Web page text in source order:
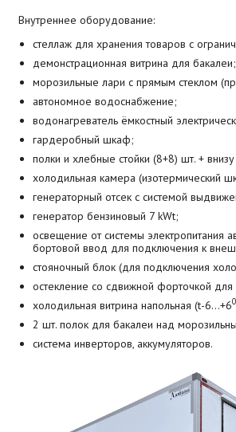
Внутреннее оборудование:
стеллаж для хранения товаров с
демонстрационная витрина для бакалеи;
морозильные лари с прямым стеклом
автономное водоснабжение;
водонагреватель ёмкостный
гардеробный шкаф;
полки и хлебные стойки (8+8) шт. +
холодильная камера (изотермический
генераторный отсек с системой
генератор бензиновый 7 kWt;
освещение от системы электропитания
бортовой ввод для подключения к
стояночный блок (для подключения
остекление со сдвижной форточкой
холодильная витрина напольная (t-6…+60
2 шт. полок для бакалеи над
система инверторов, аккумуляторов.